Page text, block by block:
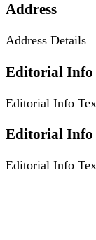
Address
Address Details
Editorial Info
Editorial Info
Editorial Info
Editorial Info